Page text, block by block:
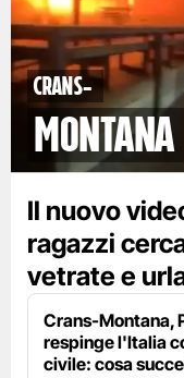
Crans-
Montana
Il nuovo
ragazzi
vetrate e
Crans-Montana,
respinge l'Italia
civile: cosa